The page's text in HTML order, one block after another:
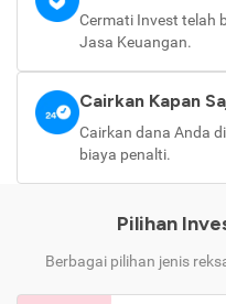
Cermati Invest telah
Jasa Keuangan.
Cairkan Kapan
Cairkan dana Anda
biaya penalti.
Pilihan
Berbagai pilihan jenis